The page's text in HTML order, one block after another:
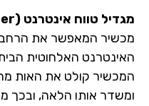
מגדיל טווח אינטרנט (Wi-Fi Range Extender)
מכשיר המאפשר את
האינטרנט האלחוטית
המכשיר קולט את האות
ומשדר אותו הלאה, ובכך